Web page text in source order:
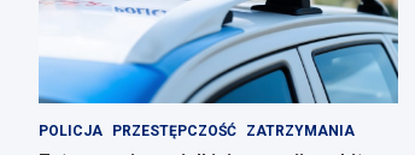
POLICJA PRZESTĘPCZOŚĆ ZATRZYMANIA